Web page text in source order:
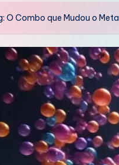
O Combo que Mudou o Meta